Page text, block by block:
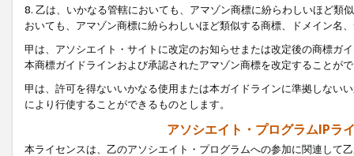
8. 乙は、いかなる管轄においても、アマゾン商標に紛らわしいほど類
おいても、アマゾン商標に紛らわしいほど類似する商標、ドメイン名
甲は、アソシエイト・サイトに改定のお知らせまたは改定後の商標ガ
本商標ガイドラインおよび承認されたアマゾン商標を改定することが
甲は、許可を得ないいかなる使用または本ガイドラインに準拠しない
により行使することができるものとします。
アソシエイト・プログラムIPラ
本ライセンスは、乙のアソシエイト・プログラムへの参加に関連して